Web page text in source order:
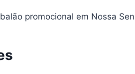
promocional em Nossa